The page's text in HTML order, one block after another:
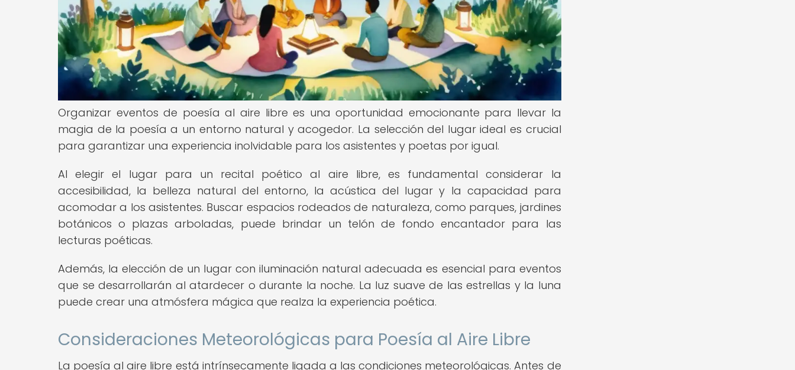
Organizar eventos de poesía al aire libre es una oportunidad emocionante para llevar la
magia de la poesía a un entorno natural y acogedor. La selección del lugar ideal es crucial
para garantizar una experiencia inolvidable para los asistentes y poetas por igual.
Al elegir el lugar para un recital poético al aire libre, es fundamental considerar la
accesibilidad, la belleza natural del entorno, la acústica del lugar y la capacidad para
acomodar a los asistentes. Buscar espacios rodeados de naturaleza, como parques, jardines
botánicos o plazas arboladas, puede brindar un telón de fondo encantador para las
lecturas poéticas.
Además, la elección de un lugar con iluminación natural adecuada es esencial para eventos
que se desarrollarán al atardecer o durante la noche. La luz suave de las estrellas y la luna
puede crear una atmósfera mágica que realza la experiencia poética.
Consideraciones Meteorológicas para Poesía al Aire Libre
La poesía al aire libre está intrínsecamente ligada a las condiciones meteorológicas. Antes de